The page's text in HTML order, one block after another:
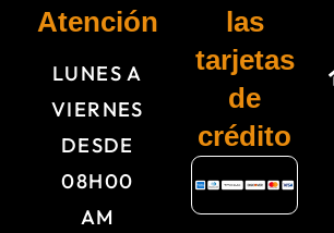
Atención
LUNES A
VIERNES
DESDE
08H00
AM
las
tarjetas
de
crédito